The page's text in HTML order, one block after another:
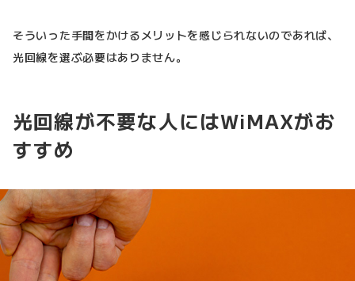
そういった手間をかけるメリットを感じられないのであれば、
光回線を選ぶ必要はありません。
光回線が不要な人にはWiMAXがお
すすめ